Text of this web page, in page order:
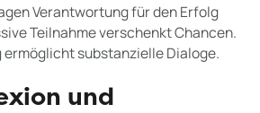
Verantwortung für den Erfolg
Teilnahme verschenkt Chancen.
substanzielle Dialoge.
und